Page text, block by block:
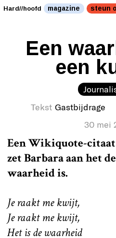
Hard//hoofd magazine steun
Een
een
Tekst Gastbijdrage
30 mei
Een Wikiquote-citaat
zet Barbara aan het
waarheid is.
Je raakt me kwijt,
Je raakt me kwijt,
Het is de waarheid